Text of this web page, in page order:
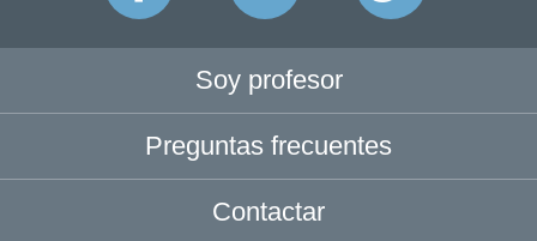
Soy profesor
Preguntas frecuentes
Contactar